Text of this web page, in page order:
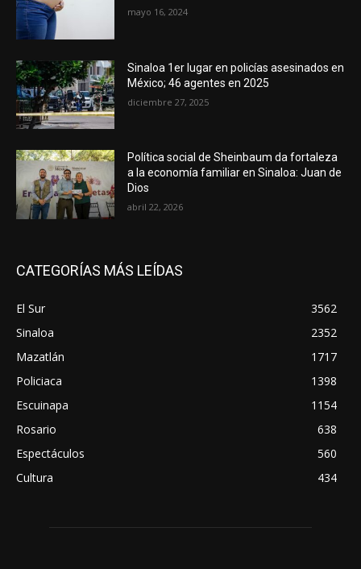
mayo 16, 2024
Sinaloa 1er lugar en policías asesinados en
México; 46 agentes en 2025
diciembre 27, 2025
Política social de Sheinbaum da fortaleza
a la economía familiar en Sinaloa: Juan de
Dios
abril 22, 2026
CATEGORÍAS MÁS LEÍDAS
El Sur
3562
Sinaloa
2352
Mazatlán
1717
Policiaca
1398
Escuinapa
1154
Rosario
638
Espectáculos
560
Cultura
434